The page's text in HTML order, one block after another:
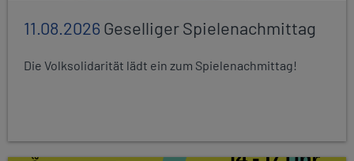
11.08.2026Geselliger Spielenachmittag
Die Volksolidarität lädt ein zum Spielenachmittag!